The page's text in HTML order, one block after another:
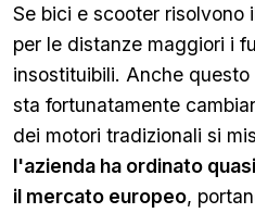
Se bici e scooter risolvono
per le distanze maggiori i
insostituibili. Anche
sta fortunatamente
dei motori tradizionali si
l'azienda ha ordinato
il mercato europeo,